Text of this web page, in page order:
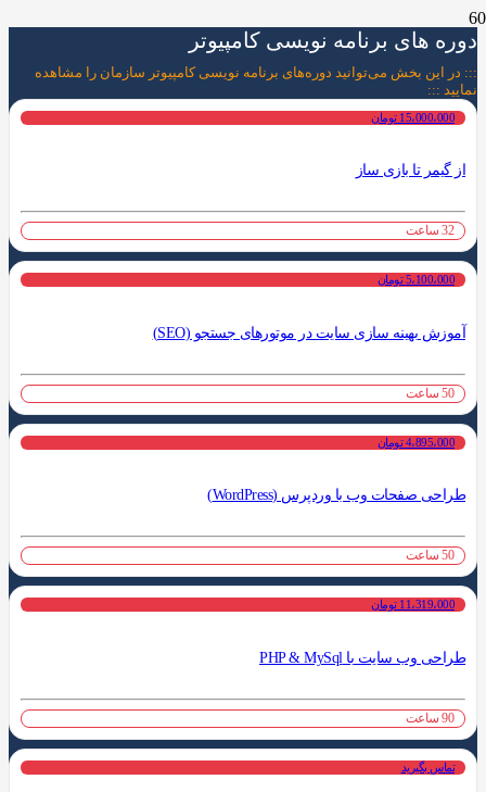
دوره های برنامه نویسی کامپیوتر
::: در این بخش می‌توانید دوره‌های برنامه نویسی کامپیوتر سازمان را مشاهده
نمایید :::
15،000،000 تومان
از گیمر تا بازی ساز
32 ساعت
5،100،000 تومان
آموزش بهینه سازی سایت در موتورهای جستجو (SEO)
50 ساعت
4،895،000 تومان
طراحی صفحات وب با وردپرس (WordPress)
50 ساعت
11،319،000 تومان
طراحی وب سایت با PHP & MySql
90 ساعت
تماس بگیرید